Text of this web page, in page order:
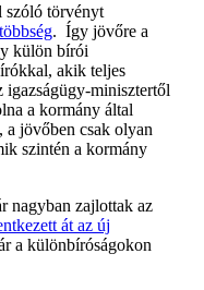
szóló törvényt
. Így jövőre a
külön bírói
akik teljes
igazságügy-minisztertől
a kormány által
a jövőben csak olyan
szintén a kormány
nagyban zajlottak az
át az új
a különbíróságokon